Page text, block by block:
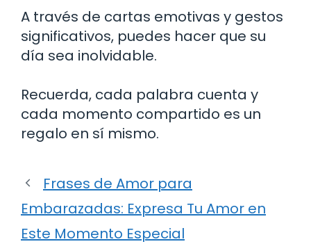
A través de cartas emotivas y gestos
significativos, puedes hacer que su
día sea inolvidable.
Recuerda, cada palabra cuenta y
cada momento compartido es un
regalo en sí mismo.
Frases de Amor para
Embarazadas: Expresa Tu Amor en
Este Momento Especial